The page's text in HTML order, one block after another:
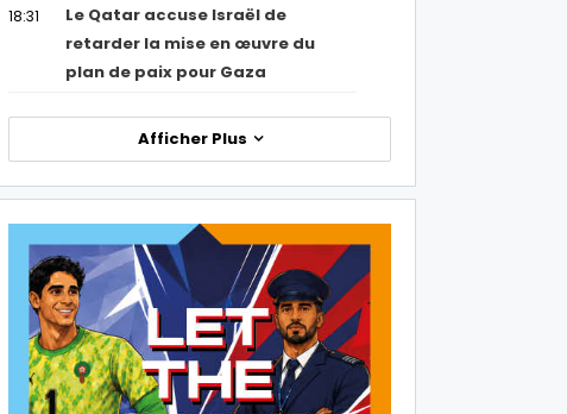
18:31
Le Qatar accuse Israël de
retarder la mise en œuvre du
plan de paix pour Gaza
Afficher Plus